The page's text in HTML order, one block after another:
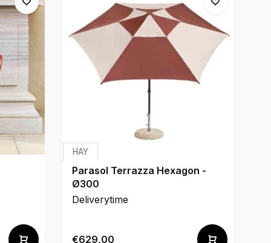
HAY
Parasol Terrazza Hexagon -
Ø300
Deliverytime
€629,00